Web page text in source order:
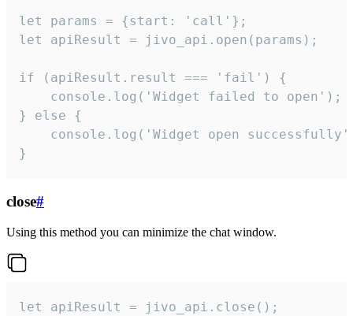
let params = {start: 'call'};
let apiResult = jivo_api.open(params);
if (apiResult.result === 'fail') {
    console.log('Widget failed to open');
} else {
console.log('Widget open
}
close#
Using this method you can minimize the chat window.
let apiResult = jivo_api.close();